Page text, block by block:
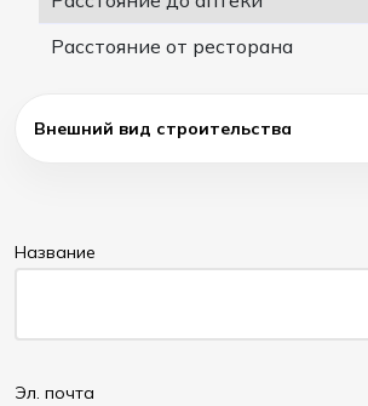
Расстояние от ресторана
Внешний вид строительства
Название
Эл. почта